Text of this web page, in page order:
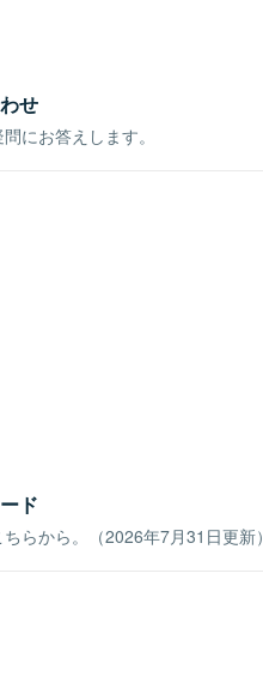
せ
にお答えします。
ド
らから。（2026年7月31日更新）